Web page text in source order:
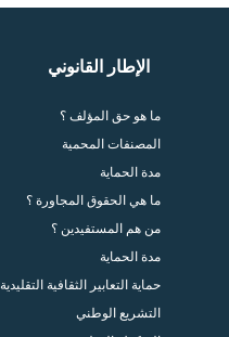
الإطار القانوني
ما هو حق المؤلف ؟
المصنفات المحمية
مدة الحماية
ما هي الحقوق المجاورة ؟
من هم المستفيدين ؟
مدة الحماية
حماية التعابير الثقافية التقليدية
التشريع الوطني